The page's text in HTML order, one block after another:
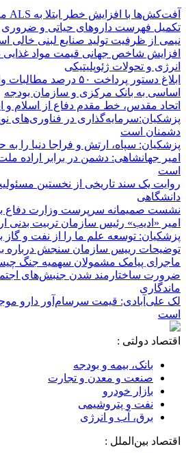
آفت‌کش‌ها با افزایش خطر ابتلا به ALS مرتبط هستند
تکمیل فهرست داروهای حیاتی و ضروری
نیمی از ظرفیت تولید صنایع لبنی خالی
افزایش شاخص جهانی قیمت مواد غذایی
انرژی و تحولات ژئوپلیتیکی
ابلاغ دستور پرداخت ۵۰
اساسی به بانک مرکزی و سازمان بودجه
اتحاد مقدس، خط مقدم دفاع از اسلام و
پزشکیان:سرمایه‌گذاری در فناوری‌های
دشمنان است
پزشکیان: سپاه، ارتش و فراجا دنیا را به
امیر جهانشاهی: دشمن در برابر اراده ملت
است
روایت یک سند تاریخی از نخستین
دانشگاهی
نشست صمیمانه سرپرست وزارت دفاع
امیر «ادیب» رئیس سازمان تربیت بدنی
پزشکیان: توسعه علم ما را از نفت و گاز
ماجرای پیامک مشمولان سهمیه جنگ
ضرورت ساختارمند شدن جنبش‌های
ماندگاری
لک علی‌آبادی: قیمت سرسام‌آور دارو
است
اقتصاد دولتی :
بانک، بیمه و بودجه
صنعت و معدن و تجارت
بازار خودرو
نفت و پتروشیمی
برق، آب و انرژی
اقتصاد بین‌الملل :